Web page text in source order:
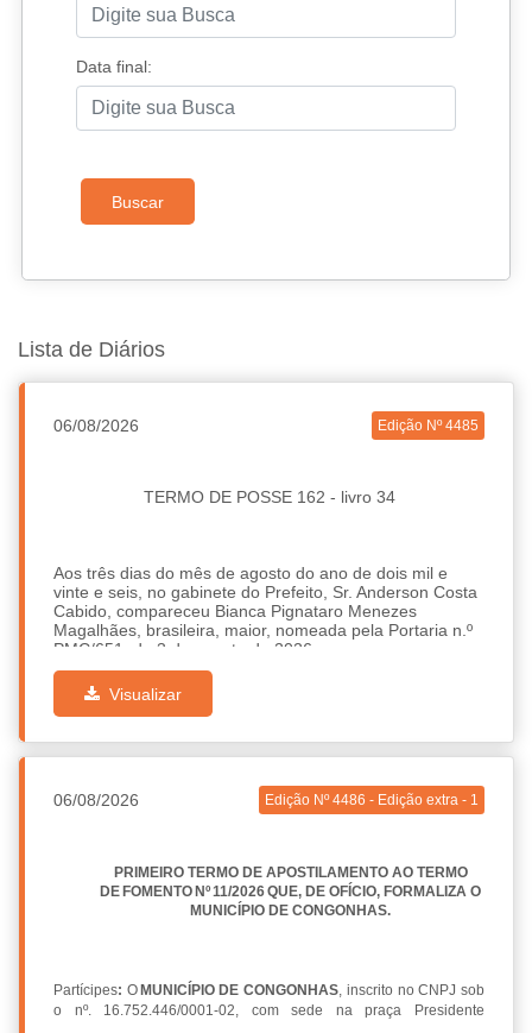
Data final:
Buscar
Lista de Diários
06/08/2026 Edição Nº 4485
TERMO DE POSSE 162 - livro 34
Aos três dias do mês de agosto do ano de dois mil e
vinte e seis, no gabinete do Prefeito, Sr. Anderson Costa
Cabido, compareceu Bianca Pignataro Menezes
Magalhães, brasileira, maior, nomeada pela Portaria n.º
PMC/651, de 3 de agosto de 2026, para exercer o cargo
em comissão de Procuradora Adjunta – símbolo “C”, com
o vencimento estabelecido na Lei n.º 4.300, de 9 de
janeiro de 2025.
desempenhar a função para a qual foi nomeada, o Sr.
Prefeito a deu por empossada.
Prefeitura de Congonhas, aos três dias do mês de
agosto do ano de dois mil e vinte e seis.
Prefeito de Congonhas
Visualizar
06/08/2026 Edição Nº 4486 - Edição extra - 1
PRIMEIRO TERMO DE APOSTILAMENTO AO TERMO
DE FOMENTO Nº 11/2026 QUE, DE OFÍCIO, FORMALIZA O
MUNICÍPIO DE CONGONHAS.
Partícipes: OMUNICÍPIO DE CONGONHAS , inscrito no CNPJ sob
o nº. 16.752.446/0001-02, com sede na praça Presidente